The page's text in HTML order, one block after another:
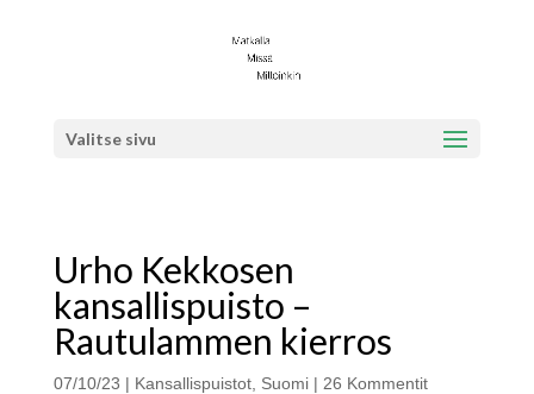
Valitse sivu
Urho Kekkosen
kansallispuisto –
Rautulammen kierros
07/10/23 | Kansallispuistot, Suomi| 26 Kommentit